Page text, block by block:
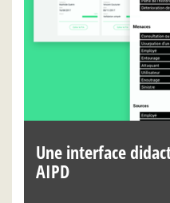
Une interface
AIPD